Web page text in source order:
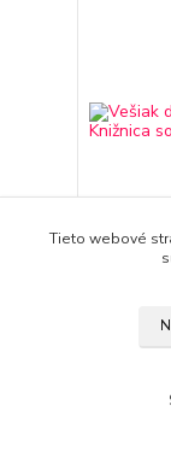
Vešiak
258,51
Tieto webové